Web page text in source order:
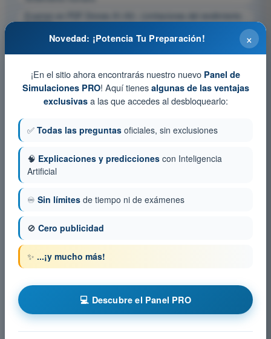
Examen en PDF Drones A1-A3 - Limitaciones del rendimiento
humano
×
Novedad: ¡Potencia Tu Preparación!
¡En el sitio ahora encontrarás nuestro nuevo Panel de
Simulaciones PRO! Aquí tienes algunas de las ventajas
exclusivasa las que accedes al desbloquearlo:
✅ Todas las preguntas oficiales, sin exclusiones
🧠 Explicaciones y predicciones con Inteligencia
Artificial
♾️ Sin límites de tiempo ni de exámenes
🚫 Cero publicidad
✨ ...¡y mucho más!
💻 Descubre el Panel PRO